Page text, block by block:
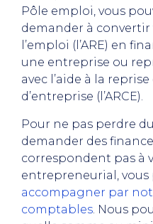
Pôle emploi, vous
demander à
l’emploi (l’ARE) en
une entreprise ou
avec l’aide à la
d’entreprise (l’ARCE).
Pour ne pas perdre
demander des
correspondent pas à
entrepreneurial, vous
accompagner par
comptables. Nous